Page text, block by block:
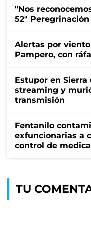
"Nos
52ª
Alertas por
Pampero, con
Estupor en
streaming y
transmisión
Fentanilo
exfuncionarias a
control de
TU